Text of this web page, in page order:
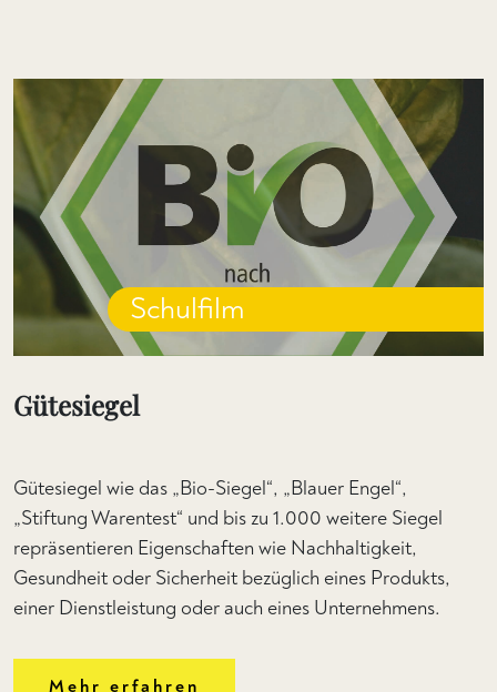
Schulfilm
Gütesiegel
Gütesiegel wie das „Bio-Siegel“, „Blauer Engel“,
„Stiftung Warentest“ und bis zu 1.000 weitere Siegel
repräsentieren Eigenschaften wie Nachhaltigkeit,
Gesundheit oder Sicherheit bezüglich eines Produkts,
einer Dienstleistung oder auch eines Unternehmens.
Mehr erfahren